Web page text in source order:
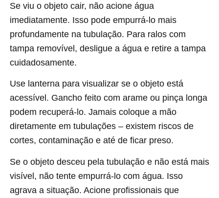
Se viu o objeto cair, não acione água
imediatamente. Isso pode empurrá-lo mais
profundamente na tubulação. Para ralos com
tampa removível, desligue a água e retire a tampa
cuidadosamente.
Use lanterna para visualizar se o objeto está
acessível. Gancho feito com arame ou pinça longa
podem recuperá-lo. Jamais coloque a mão
diretamente em tubulações – existem riscos de
cortes, contaminação e até de ficar preso.
Se o objeto desceu pela tubulação e não está mais
visível, não tente empurrá-lo com água. Isso
agrava a situação. Acione profissionais que